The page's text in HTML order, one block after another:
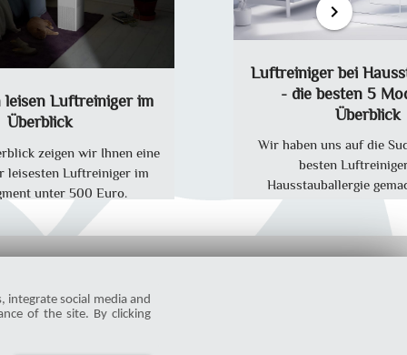
leisen Luftreiniger im
Überblick
zeigen wir Ihnen eine
leisesten Luftreiniger im
unter 500 Euro.
ProDuck
Luftreiniger bei
- die besten 5
Überblick
Wir haben uns auf die
besten
Hausstauballergie
Favoriten stellen wir Ihnen
vor und erklären,
chevron_right
integrate social media and
of the site. By clicking